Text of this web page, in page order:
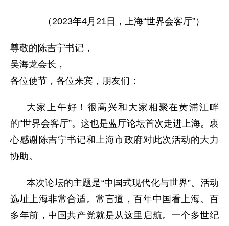
（2023年4月21日，上海“世界会客厅”）
尊敬的陈吉宁书记，
吴海龙会长，
各位使节，各位来宾，朋友们：
大家上午好！很高兴和大家相聚在黄浦江畔
的“世界会客厅”。这也是蓝厅论坛首次走进上海。衷
心感谢陈吉宁书记和上海市政府对此次活动的大力
协助。
本次论坛的主题是“中国式现代化与世界”。活动
选址上海非常合适。常言道，百年中国看上海。百
多年前，中国共产党就是从这里启航。一个多世纪